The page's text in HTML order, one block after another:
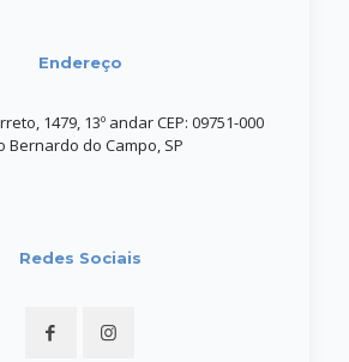
Endereço
1479, 13º andar CEP: 09751-000
Bernardo do Campo, SP
Redes Sociais